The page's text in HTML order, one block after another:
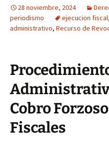
28 noviembre, 2024
periodismo
ejecucion fiscal,
administrativo, Recurso de
Cobro
Fiscales